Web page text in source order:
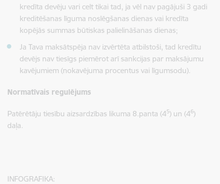
kredīta devēju vari celt tikai tad, ja vēl nav pagājuši 3 gadi
kreditēšanas līguma noslēgšanas dienas vai kredīta
kopējās summas būtiskas palielināšanas dienas;
Ja Tava maksātspēja nav izvērtēta atbilstoši, tad kredītu
devējs nav tiesīgs piemērot arī sankcijas par maksājumu
kavējumiem (nokavējuma procentus vai līgumsodu).
Normatīvais regulējums
Patērētāju tiesību aizsardzības likuma 8.panta (45) un (46)
daļa.
INFOGRAFIKA: